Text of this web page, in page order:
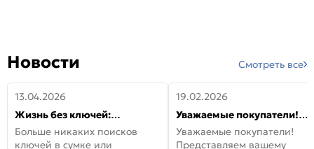
Новости Смотреть все
13.04.2026
Жизнь без ключей:
встречайте новую дверь
СИТИ ИНТЕГРА АйКью!
Больше никаких поисков
ключей в сумке или
19.02.2026
Уважаемые покупатели!
Представляем вашему
вниманию новинки от
Уважаемые покупатели!
Представляем вашему